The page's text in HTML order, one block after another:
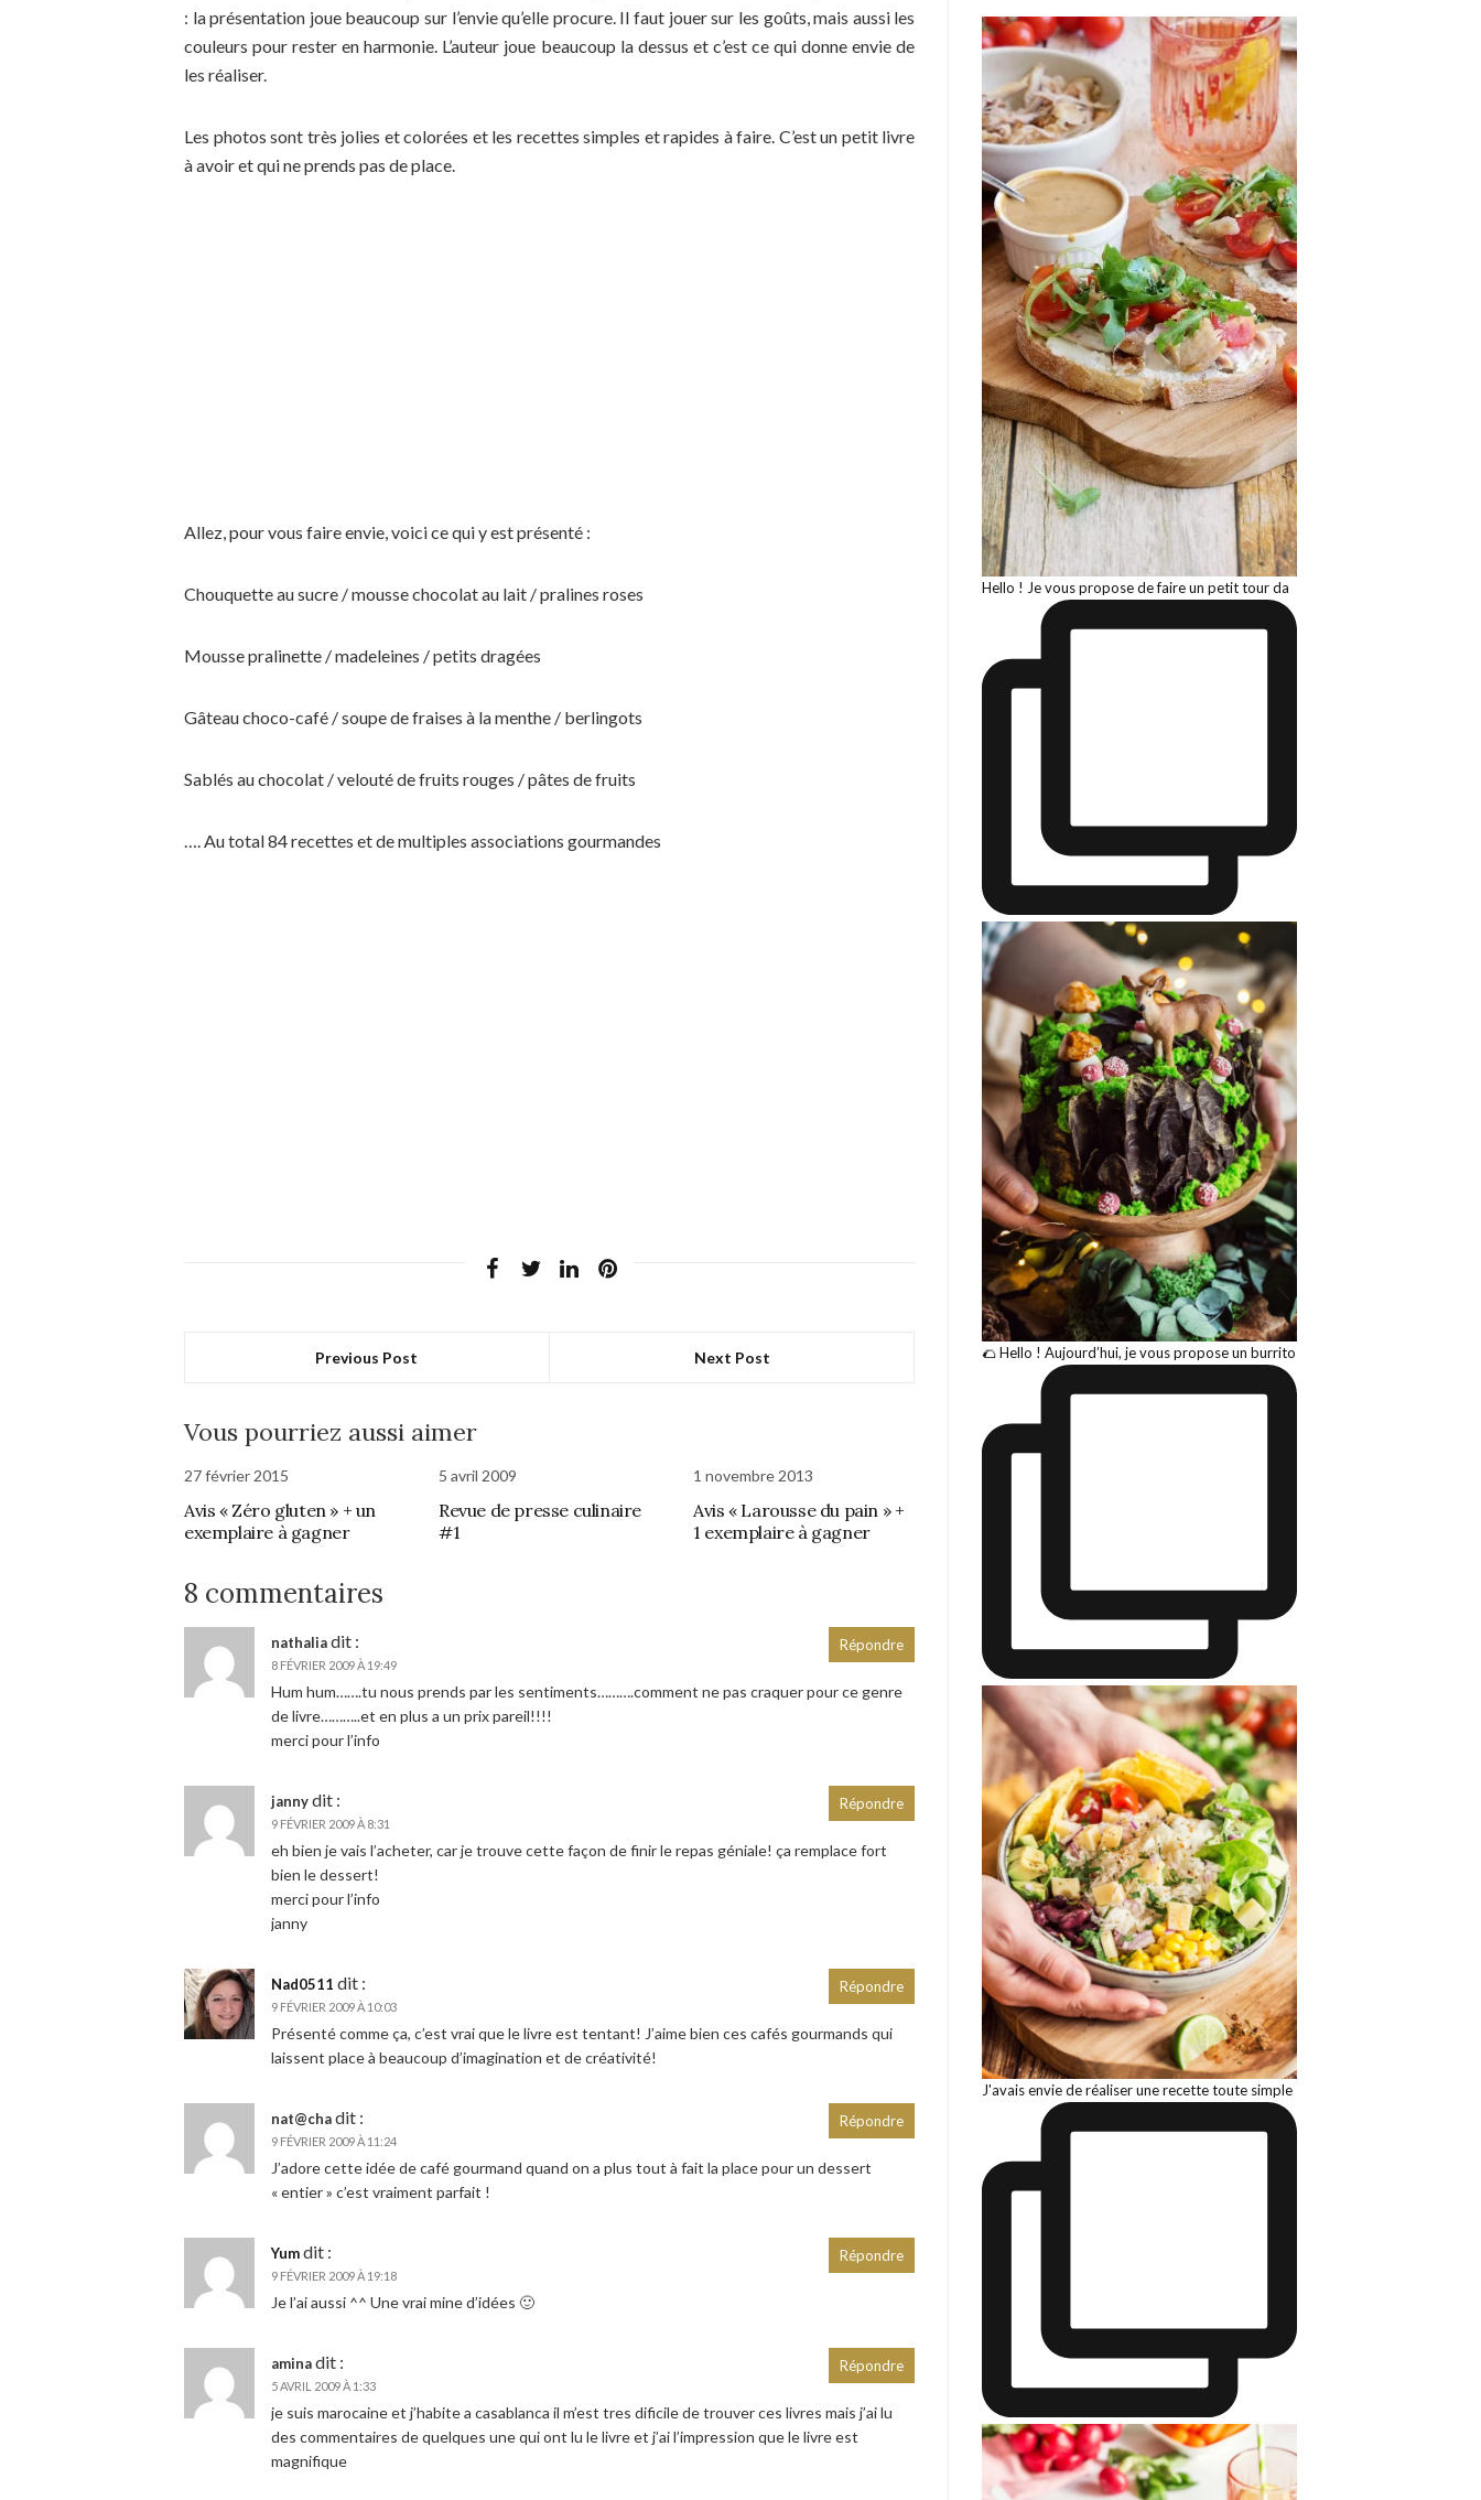
: la présentation joue beaucoup sur l’envie qu’elle procure. Il faut jouer sur les goûts, mais aussi les
couleurs pour rester en harmonie. L’auteur joue beaucoup la dessus et c’est ce qui donne envie de
les réaliser.
Les photos sont très jolies et colorées et les recettes simples et rapides à faire. C’est un petit livre
à avoir et qui ne prends pas de place.
Allez, pour vous faire envie, voici ce qui y est présenté :
Chouquette au sucre / mousse chocolat au lait / pralines roses
Mousse pralinette / madeleines / petits dragées
Gâteau choco-café / soupe de fraises à la menthe / berlingots
Sablés au chocolat / velouté de fruits rouges / pâtes de fruits
…. Au total 84 recettes et de multiples associations gourmandes
Previous Post Next Post
Vous pourriez aussi aimer
27 février 2015
Avis « Zéro gluten » + un
exemplaire à gagner
5 avril 2009
Revue de presse culinaire
#1
1 novembre 2013
Avis « Larousse du pain » +
1 exemplaire à gagner
8 commentaires
nathaliadit :
8 FÉVRIER 2009 À 19:49
Hum hum…….tu nous prends par les sentiments……….comment ne pas craquer pour ce genre
de livre………..et en plus a un prix pareil!!!!
merci pour l’info
Répondre
jannydit :
9 FÉVRIER 2009 À 8:31
eh bien je vais l’acheter, car je trouve cette façon de finir le repas géniale! ça remplace fort
bien le dessert!
merci pour l’info
janny
Répondre
Nad0511 dit :
9 FÉVRIER 2009 À 10:03
Présenté comme ça, c’est vrai que le livre est tentant! J’aime bien ces cafés gourmands qui
laissent place à beaucoup d’imagination et de créativité!
Répondre
nat@chadit :
9 FÉVRIER 2009 À 11:24
J’adore cette idée de café gourmand quand on a plus tout à fait la place pour un dessert
« entier » c’est vraiment parfait !
Répondre
Yumdit :
9 FÉVRIER 2009 À 19:18
Je l’ai aussi ^^ Une vrai mine d’idées 🙂
Répondre
aminadit :
5 AVRIL 2009 À 1:33
je suis marocaine et j’habite a casablanca il m’est tres dificile de trouver ces livres mais j’ai lu
des commentaires de quelques une qui ont lu le livre et j’ai l’impression que le livre est
magnifique
Répondre
Hello ! Je vous propose de faire un petit tour da
🌮 Hello ! Aujourd’hui, je vous propose un burrito
J'avais envie de réaliser une recette toute simple